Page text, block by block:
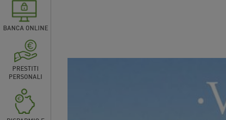
BANCA ONLINE
PRESTITI
PERSONALI